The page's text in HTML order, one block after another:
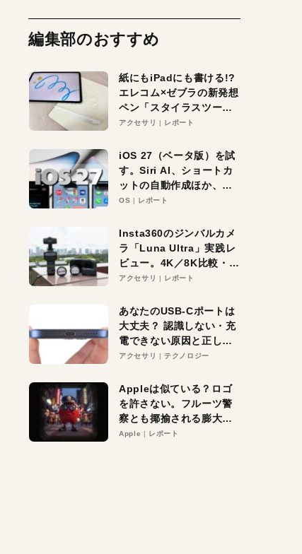
編集部のおすすめ
紙にもiPadにも書ける!?
エレコム×ゼブラの新発想
ペン「スタイラスツーウ
ェイ」レビュー。持ち替
アクセサリ レポート
iOS 27（ベータ版）を試
す。Siri AI、ショートカ
ットの自動作成ほか、期
待大の便利機能5選。
る未来はすぐそこ！
OS レポート
Insta360のジンバルカメ
ラ「Luna Ultra」実践レ
ビュー。4K／8K比較・ズ
ーム・夜間撮影をチェッ
アクセサリ レポート
あなたのUSB-Cポートは
大丈夫？ 認識しない・充
電できない原因と正しい
対策
アクセサリ テクノロジー
Appleは似ている？ロゴ
を許さない。フルーツ警
察とも揶揄される膨大な
異議申し立て。対象は非
Apple レポート